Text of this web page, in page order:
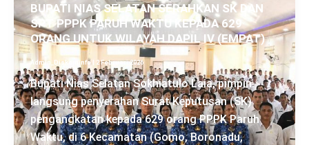
BUPATI NIAS SELATAN SERAHKAN SK DAN
SPT PPPK PARUH WAKTU KEPADA 629
ORANG UNTUK WILAYAH DAPIL IV (EMPAT)
Admin_Diskominfo 2 Februari 2026
Bupati Nias Selatan Sokhiatulo Laia, pimpin
langsung penyerahan Surat Keputusan (SK)
pengangkatan kepada 629 orang PPPK Paruh
Waktu, di 6 Kecamatan (Gomo, Boronadu,